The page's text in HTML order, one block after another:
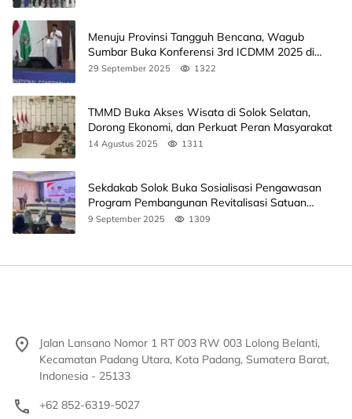
Menuju Provinsi Tangguh Bencana, Wagub
Sumbar Buka Konferensi 3rd ICDMM 2025 di
Unand
29 September 2025 1322
TMMD Buka Akses Wisata di Solok Selatan,
Dorong Ekonomi, dan Perkuat Peran Masyarakat
14 Agustus 2025 1311
Sekdakab Solok Buka Sosialisasi Pengawasan
Program Pembangunan Revitalisasi Satuan
Pendidikan
9 September 2025 1309
Jalan Lansano Nomor 1 RT 003 RW 003 Lolong Belanti,
Kecamatan Padang Utara, Kota Padang, Sumatera Barat,
Indonesia - 25133
+62 852-6319-5027